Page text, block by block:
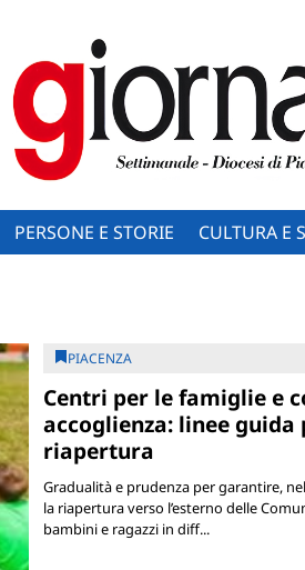
PERSONE E STORIE CULTURA E
PIACENZA
Centri per le famiglie e
accoglienza: linee guida
riapertura
Gradualità e prudenza per garantire,
la riapertura verso l’esterno delle
bambini e ragazzi in diff...